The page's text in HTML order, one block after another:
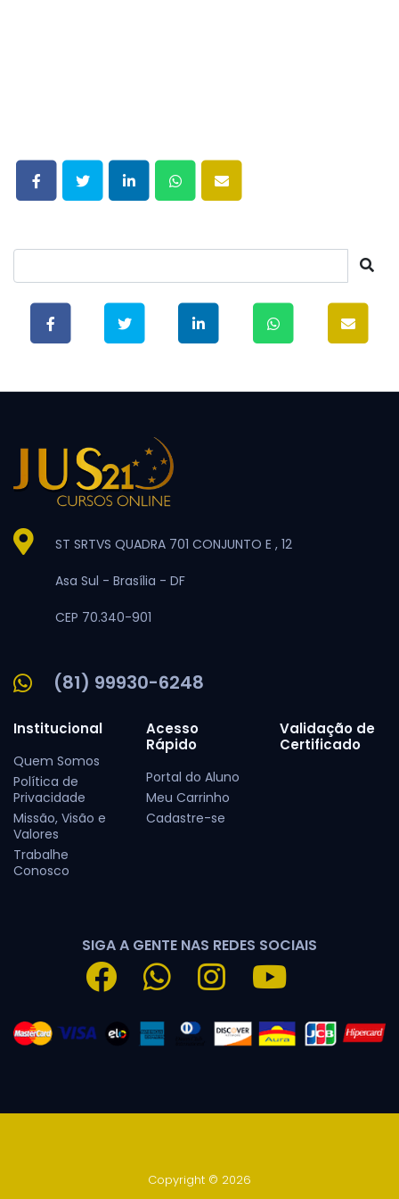
ST SRTVS QUADRA 701 CONJUNTO E , 12
Asa Sul - Brasília - DF
CEP 70.340-901
(81) 99930-6248
Institucional
Quem Somos
Política de
Privacidade
Missão, Visão e
Valores
Trabalhe
Conosco
Acesso
Rápido
Portal do Aluno
Meu Carrinho
Cadastre-se
Validação de
Certificado
SIGA A GENTE NAS REDES SOCIAIS
Copyright © 2026